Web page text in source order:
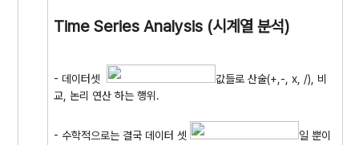
Time Series Analysis (시계열 분석)
- 데이터셋
값들로 산술(+,-, x, /), 비
교, 논리 연산 하는 행위.
- 수학적으로는 결국 데이터 셋
일 뿐이